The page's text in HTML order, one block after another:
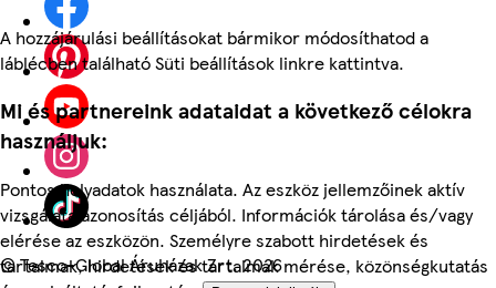
A hozzájárulási beállításokat bármikor módosíthatod a
láblécben található Süti beállítások linkre kattintva.
Mi és partnereink adataidat a következő célokra
használjuk:
Pontos helyadatok használata. Az eszköz jellemzőinek aktív
vizsgálata azonosítás céljából. Információk tárolása és/vagy
elérése az eszközön. Személyre szabott hirdetések és
tartalmak, hirdetések és tartalmak mérése, közönségkutatás
©Tesco-Global Áruházak Zrt. 2026